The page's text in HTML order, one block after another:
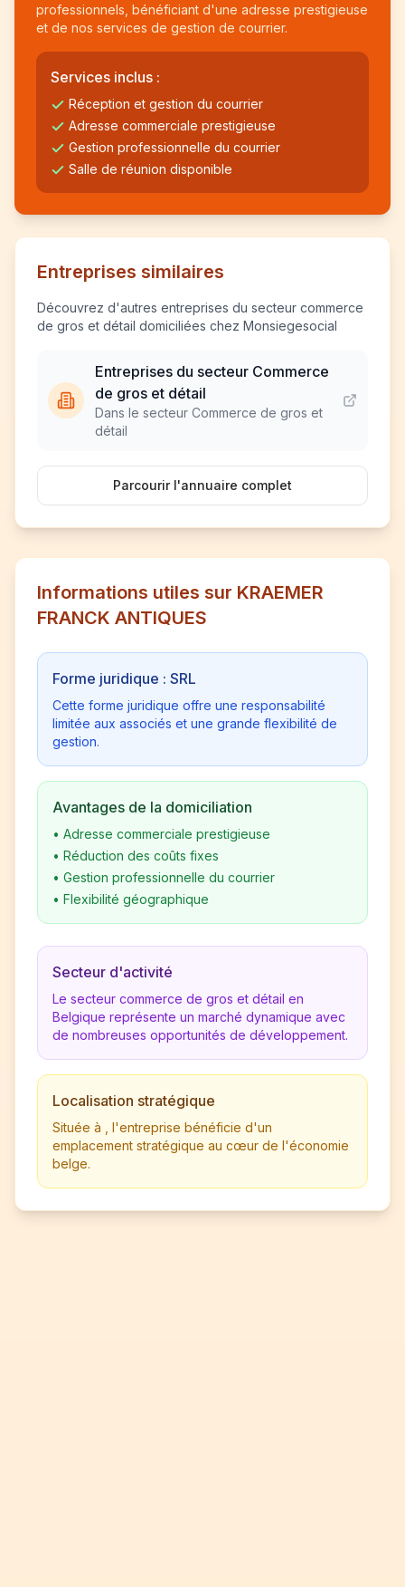
professionnels, bénéficiant d'une adresse prestigieuse
et de nos services de gestion de courrier.
Services inclus :
Réception et gestion du courrier
Adresse commerciale prestigieuse
Gestion professionnelle du courrier
Salle de réunion disponible
Entreprises similaires
Découvrez d'autres entreprises du secteur commerce
de gros et détail domiciliées chez Monsiegesocial
Entreprises du secteur Commerce
de gros et détail
Dans le secteur Commerce de gros et
détail
Parcourir l'annuaire complet
Informations utiles sur KRAEMER
FRANCK ANTIQUES
Forme juridique : SRL
Cette forme juridique offre une responsabilité
limitée aux associés et une grande flexibilité de
gestion.
Avantages de la domiciliation
• Adresse commerciale prestigieuse
• Réduction des coûts fixes
• Gestion professionnelle du courrier
• Flexibilité géographique
Secteur d'activité
Le secteur commerce de gros et détail en
Belgique représente un marché dynamique avec
de nombreuses opportunités de développement.
Localisation stratégique
Située à , l'entreprise bénéficie d'un
emplacement stratégique au cœur de l'économie
belge.